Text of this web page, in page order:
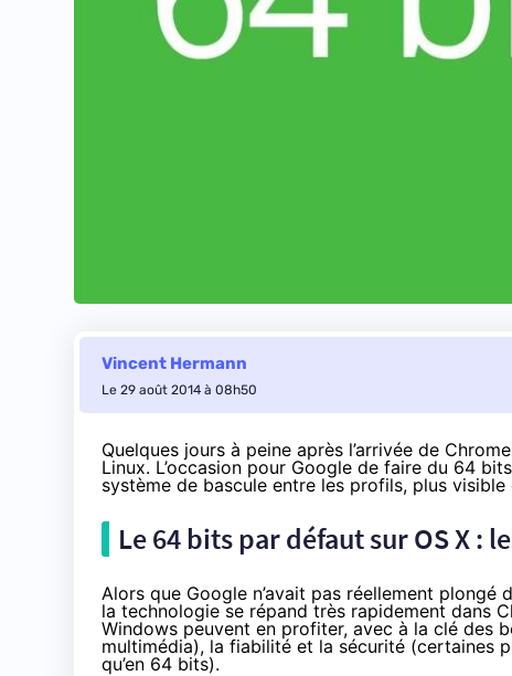
Vincent Hermann
Le 29 août 2014 à 08h50
Quelques jours à peine après l’arrivée de
Linux. L’occasion pour Google de faire du 64
système de bascule entre les profils, plus
Le 64 bits par défaut sur OS X :
Alors que Google n’avait pas réellement
la technologie se répand très rapidement dans
Windows peuvent en profiter, avec à la clé des
multimédia), la fiabilité et la sécurité (certaines
qu’en 64 bits).